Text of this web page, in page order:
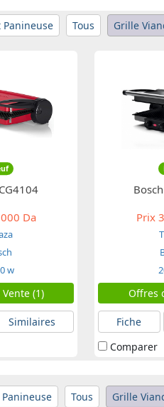
Panineuse Tous Grille
Da
w
(1)
Similaires
Prix
Offres
Fiche
Comparer
Tous Grille